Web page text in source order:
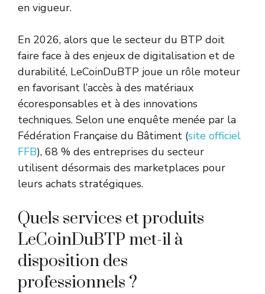
en vigueur.
En 2026, alors que le secteur du BTP doit
faire face à des enjeux de digitalisation et de
durabilité, LeCoinDuBTP joue un rôle moteur
en favorisant l’accès à des matériaux
écoresponsables et à des innovations
techniques. Selon une enquête menée par la
Fédération Française du Bâtiment (site officiel
FFB), 68 % des entreprises du secteur
utilisent désormais des marketplaces pour
leurs achats stratégiques.
Quels services et produits
LeCoinDuBTP met-il à
disposition des
professionnels ?